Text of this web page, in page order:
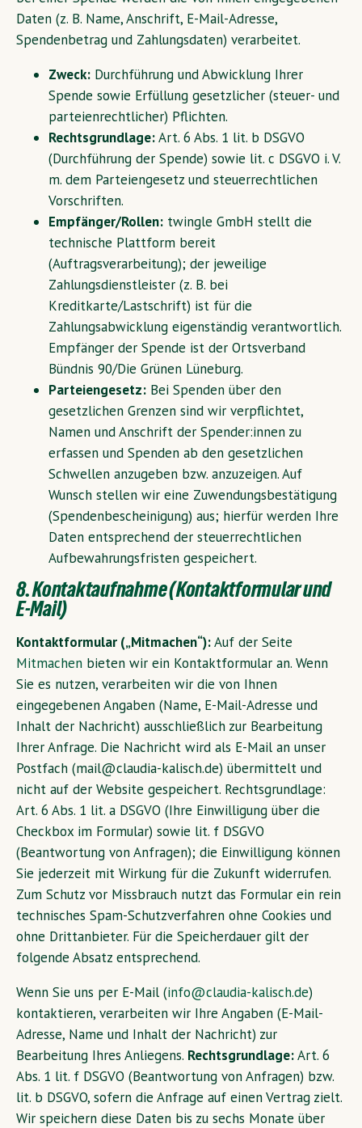
Daten (z. B. Name, Anschrift, E-Mail-Adresse,
Spendenbetrag und Zahlungsdaten) verarbeitet.
Zweck: Durchführung und Abwicklung Ihrer
Spende sowie Erfüllung gesetzlicher (steuer- und
parteienrechtlicher) Pflichten.
Rechtsgrundlage:Art. 6 Abs. 1 lit. b DSGVO
(Durchführung der Spende) sowie lit. c DSGVO i. V.
m. dem Parteiengesetz und steuerrechtlichen
Vorschriften.
Empfänger/Rollen: twingle GmbH stellt die
technische Plattform bereit
(Auftragsverarbeitung); der jeweilige
Zahlungsdienstleister (z. B. bei
Kreditkarte/Lastschrift) ist für die
Zahlungsabwicklung eigenständig verantwortlich.
Empfänger der Spende ist der Ortsverband
Bündnis 90/Die Grünen Lüneburg.
Parteiengesetz: Bei Spenden über den
gesetzlichen Grenzen sind wir verpflichtet,
Namen und Anschrift der Spender:innen zu
erfassen und Spenden ab den gesetzlichen
Schwellen anzugeben bzw. anzuzeigen. Auf
Wunsch stellen wir eine Zuwendungsbestätigung
(Spendenbescheinigung) aus; hierfür werden Ihre
Daten entsprechend der steuerrechtlichen
Aufbewahrungsfristen gespeichert.
8. Kontaktaufnahme (Kontaktformular und
E-Mail)
Kontaktformular („Mitmachen“):Auf der Seite
Mitmachen bieten wir ein Kontaktformular an. Wenn
Sie es nutzen, verarbeiten wir die von Ihnen
eingegebenen Angaben (Name, E-Mail-Adresse und
Inhalt der Nachricht) ausschließlich zur Bearbeitung
Ihrer Anfrage. Die Nachricht wird als E-Mail an unser
Postfach (mail@claudia-kalisch.de) übermittelt und
nicht auf der Website gespeichert. Rechtsgrundlage:
Art. 6 Abs. 1 lit. a DSGVO (Ihre Einwilligung über die
Checkbox im Formular) sowie lit. f DSGVO
(Beantwortung von Anfragen); die Einwilligung können
Sie jederzeit mit Wirkung für die Zukunft widerrufen.
Zum Schutz vor Missbrauch nutzt das Formular ein rein
technisches Spam-Schutzverfahren ohne Cookies und
ohne Drittanbieter. Für die Speicherdauer gilt der
folgende Absatz entsprechend.
Wenn Sie uns per E-Mail (info@claudia-kalisch.de)
kontaktieren, verarbeiten wir Ihre Angaben (E-Mail-
Adresse, Name und Inhalt der Nachricht) zur
Bearbeitung Ihres Anliegens. Rechtsgrundlage:Art. 6
Abs. 1 lit. f DSGVO (Beantwortung von Anfragen) bzw.
lit. b DSGVO, sofern die Anfrage auf einen Vertrag zielt.
Wir speichern diese Daten bis zu sechs Monate über